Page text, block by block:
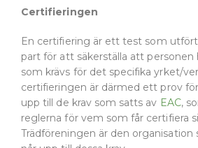
Certifieringen
En certifiering är ett test som
part för att säkerställa att personen
som krävs för det specifika yrket/
certifieringen är därmed ett prov
upp till de krav som satts av EAC,
reglerna för vem som får certifiera
Trädföreningen är den